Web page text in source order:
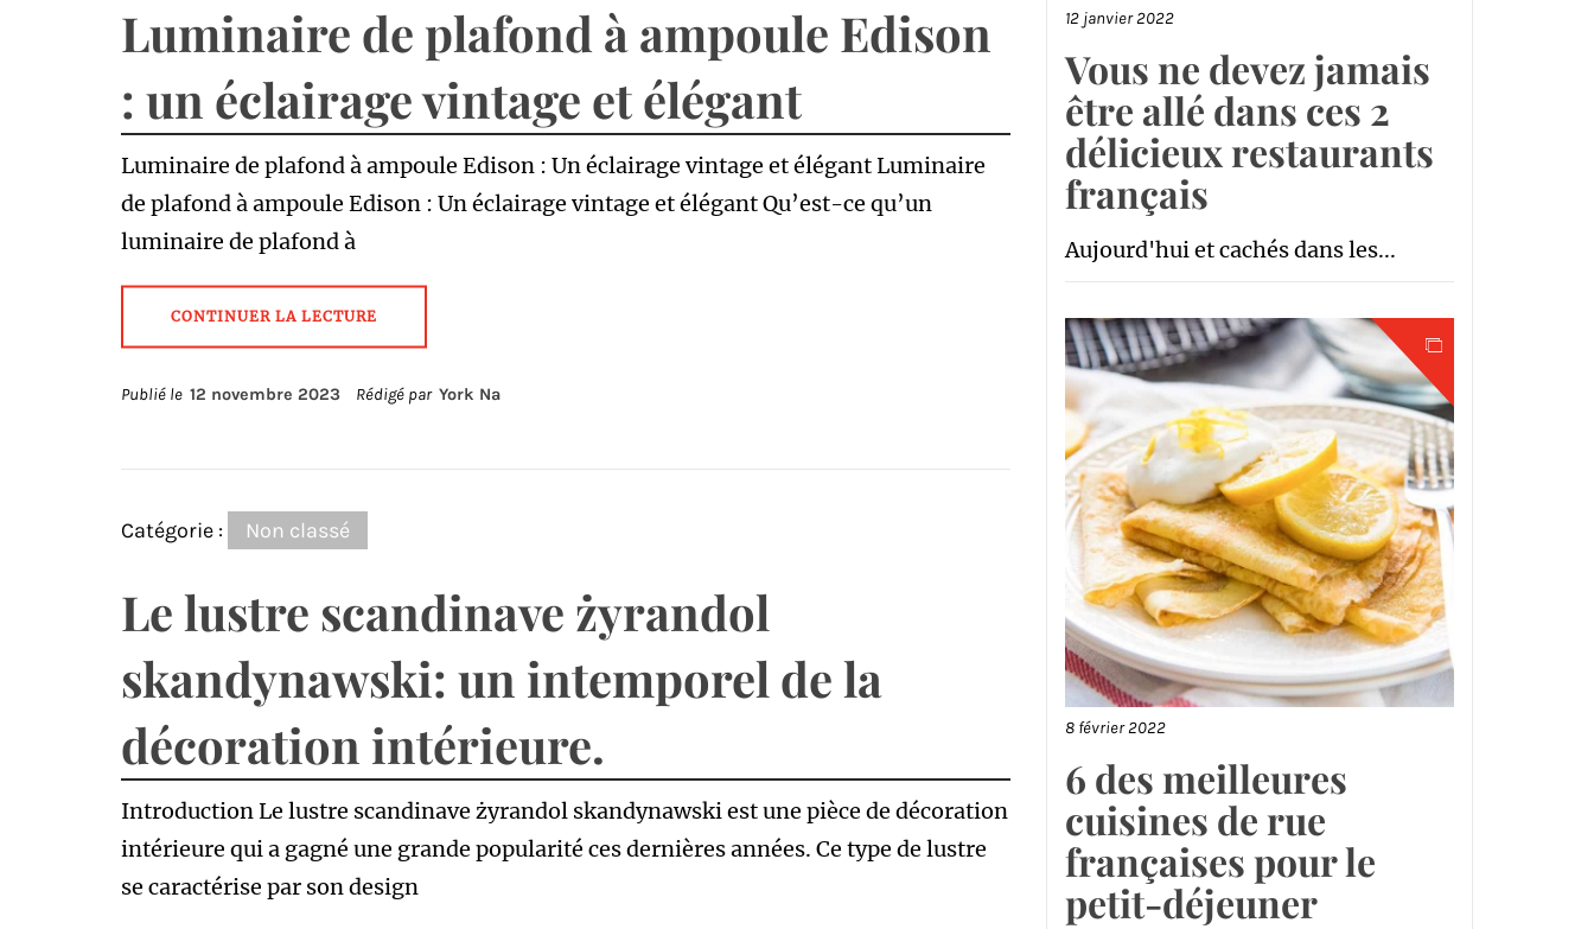
Luminaire de plafond à ampoule Edison
: un éclairage vintage et élégant
Luminaire de plafond à ampoule Edison : Un éclairage vintage et élégant Luminaire
de plafond à ampoule Edison : Un éclairage vintage et élégant Qu’est-ce qu’un
luminaire de plafond à
CONTINUER LA LECTURE
Publié le 12 novembre 2023 Rédigé par York Na
Catégorie : Non classé
Le lustre scandinave żyrandol
skandynawski: un intemporel de la
décoration intérieure.
Introduction Le lustre scandinave żyrandol skandynawski est une pièce de décoration
intérieure qui a gagné une grande popularité ces dernières années. Ce type de lustre
se caractérise par son design
12 janvier 2022
Vous ne devez jamais
être allé dans ces 2
délicieux restaurants
français
Aujourd'hui et cachés dans les...
8 février 2022
6 des meilleures
cuisines de rue
françaises pour le
petit-déjeuner